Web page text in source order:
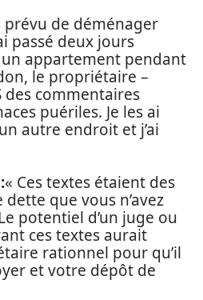
prévu de déménager
passé deux jours
un appartement pendant
le propriétaire –
des commentaires
puériles. Je les ai
autre endroit et j’ai
« Ces textes étaient des
que vous n’avez
potentiel d’un juge ou
ces textes aurait
rationnel pour qu’il
et votre dépôt de